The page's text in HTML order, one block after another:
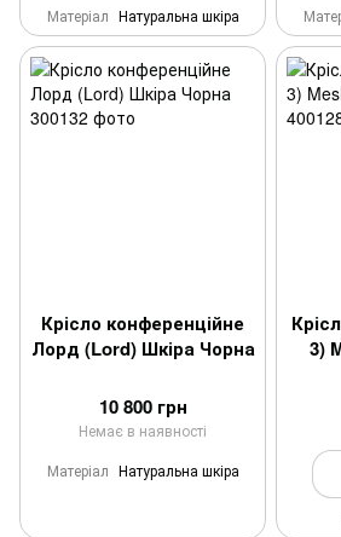
Матеріал Натуральна шкіра
Крісло конференційне
Лорд (Lord) Шкіра Чорна
10 800 грн
Немає в наявності
Матеріал Натуральна шкіра
3)